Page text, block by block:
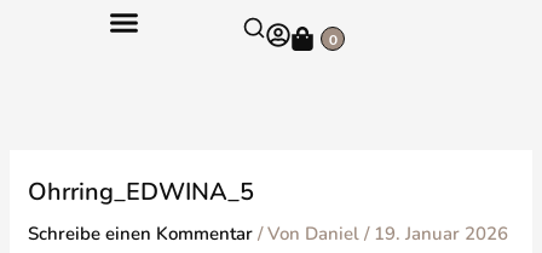
0
Warenkorb
Ohrring_EDWINA_5
Schreibe einen Kommentar / Von Daniel/ 19. Januar 2026